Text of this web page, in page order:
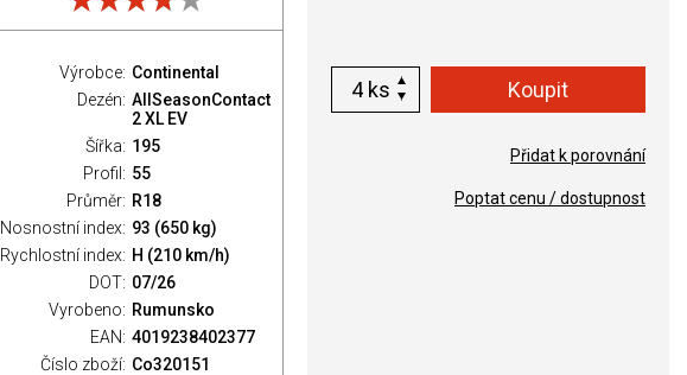
Výrobce: Continental
Dezén: AllSeasonContact
2 XL EV
Šířka: 195
Profil: 55
Průměr: R18
Nosnostní index: 93 (650 kg)
Rychlostní index: H (210 km/h)
DOT: 07/26
Vyrobeno: Rumunsko
EAN: 4019238402377
Číslo zboží: Co320151
ks
Přidat k porovnání
Poptat cenu / dostupnost